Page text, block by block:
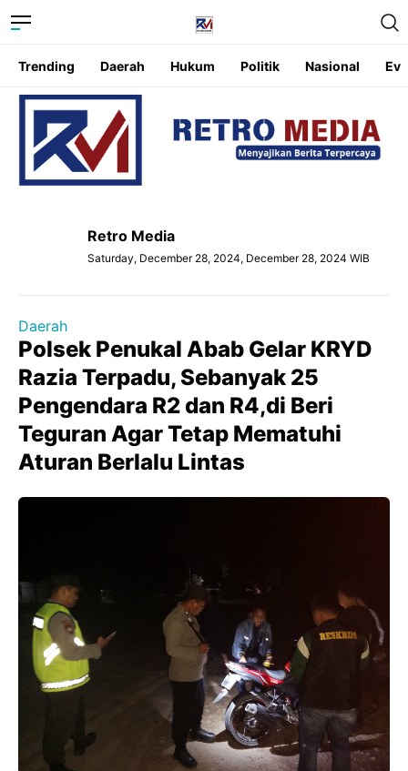
Trending Daerah Hukum Politik Nasional
Retro Media
Saturday, December 28, 2024, December 28, 2024 WIB
Daerah
Polsek Penukal Abab Gelar KRYD
Razia Terpadu, Sebanyak 25
Pengendara R2 dan R4,di Beri
Teguran Agar Tetap Mematuhi
Aturan Berlalu Lintas